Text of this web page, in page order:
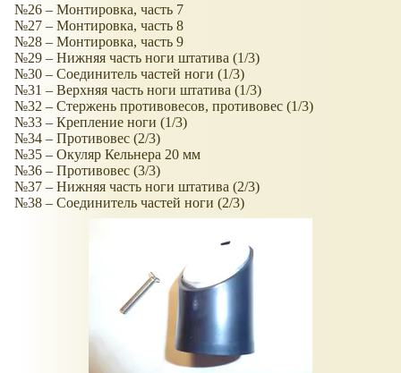
№26 – Монтировка, часть 7
№27 – Монтировка, часть 8
№28 – Монтировка, часть 9
№29 – Нижняя часть ноги штатива (1/3)
№30 – Соединитель частей ноги (1/3)
№31 – Верхняя часть ноги штатива (1/3)
№32 – Стержень противовесов, противовес (1/3)
№33 – Крепление ноги (1/3)
№34 – Противовес (2/3)
№35 – Окуляр Кельнера 20 мм
№36 – Противовес (3/3)
№37 – Нижняя часть ноги штатива (2/3)
№38 – Соединитель частей ноги (2/3)